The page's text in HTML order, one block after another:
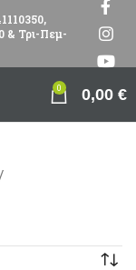
& Τρι-Πεμ-
0 0,00 €